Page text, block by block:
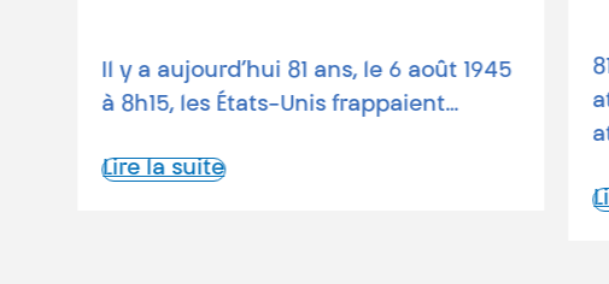
81 ans depuis les bombardements
atomiques Le 6 août 1945, une bombe